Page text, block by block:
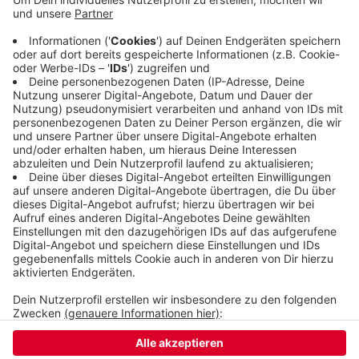
von Plastik in Flüssen und das Recycling von
Elektronikschrott und Textilien. Ziel des Projektes
ist es, mit neuen Technologien für weniger
Emissionen und Müll zu sorgen. Die Zentrale ist im
Heckinghauser Gaskessel.
Veröffentlicht:Freitag, 28.05.2021 11:18
Anzeige